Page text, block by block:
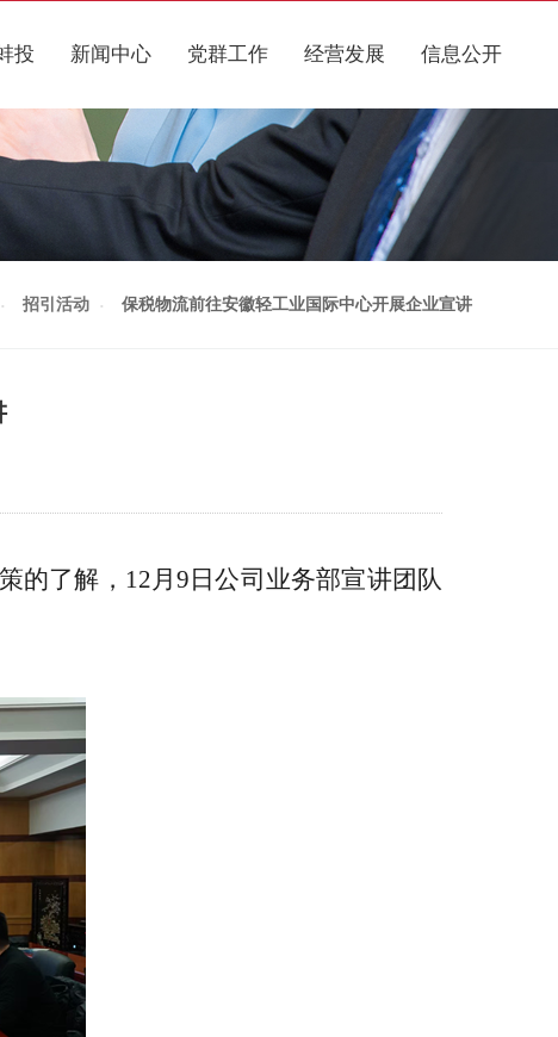
投 新闻中心 党群工作 经营发展 信息公开
招引活动 保税物流前往安徽轻工业国际中心开展企业宣讲
的了解， 12月9 日公司业务部宣讲团队